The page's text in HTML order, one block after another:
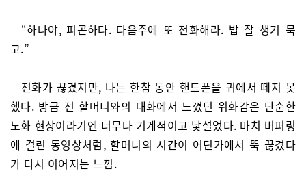
“하나야, 피곤하다. 다음주에 또 전화해라. 밥 잘 챙기 묵
고.”
전화가 끊겼지만, 나는 한참 동안 핸드폰을 귀에서 떼지 못
했다. 방금 전 할머니와의 대화에서 느꼈던 위화감은 단순한
노화 현상이라기엔 너무나 기계적이고 낯설었다. 마치 버퍼링
에 걸린 동영상처럼, 할머니의 시간이 어딘가에서 뚝 끊겼다
가 다시 이어지는 느낌.